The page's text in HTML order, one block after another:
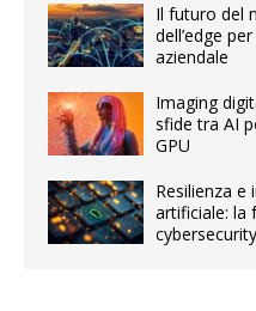
Il futuro del
dell’edge
aziendale
Imaging
sfide tra AI
GPU
Resilienza e
artificiale: la
cybersecurity